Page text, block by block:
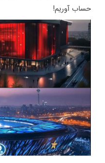
حساب آوریم!